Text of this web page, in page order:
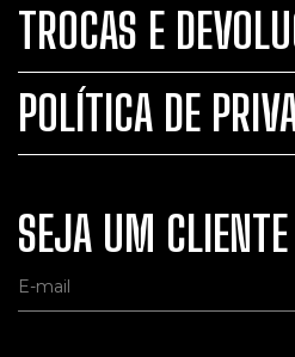
TROCAS E
POLÍTICA DE
SEJA UM